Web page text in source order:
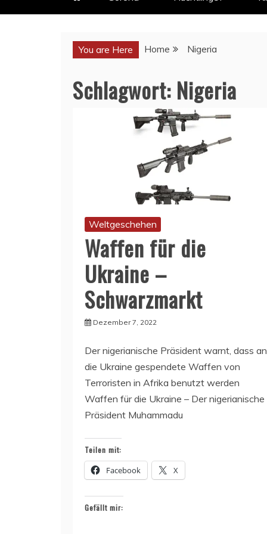
You are Here Home Nigeria
Schlagwort: Nigeria
Weltgeschehen
Waffen für die
Ukraine –
Schwarzmarkt
Dezember 7, 2022
Der nigerianische Präsident warnt, dass an
die Ukraine gespendete Waffen von
Terroristen in Afrika benutzt werden
Waffen für die Ukraine – Der nigerianische
Präsident Muhammadu
Teilen mit:
Facebook X
Gefällt mir: